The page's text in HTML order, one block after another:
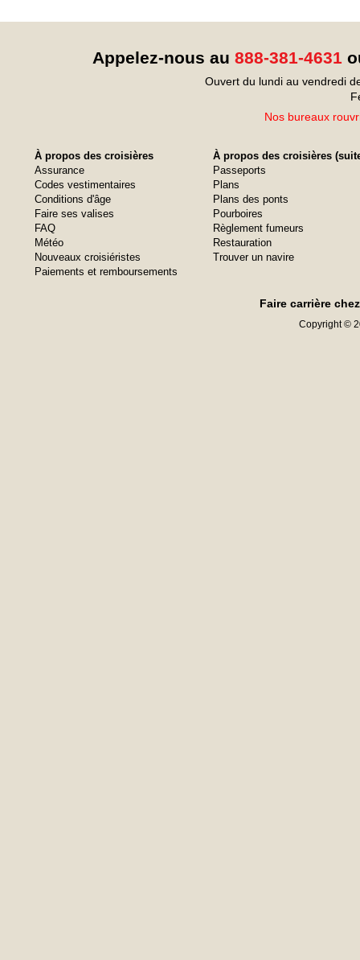
Appelez-nous au 888-381-4631
Ouvert du lundi au vendredi
Nos bureaux
À propos des croisières
Assurance
Codes vestimentaires
Conditions d'âge
Faire ses valises
FAQ
Météo
Nouveaux croisiéristes
Paiements et remboursements
À propos des croisières
Passeports
Plans
Plans des ponts
Pourboires
Règlement fumeurs
Restauration
Trouver un navire
Faire carrière
Copyright ©